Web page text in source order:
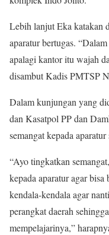
Lebih lanjut Eka katakan
aparatur bertugas.
apalagi kantor itu wajah
disambut Kadis PMTSP
Dalam kunjungan yang
dan Kasatpol PP dan
semangat kepada
“Ayo tingkatkan
kepada aparatur agar
kendala-kendala agar
perangkat daerah
mempelajarinya,”